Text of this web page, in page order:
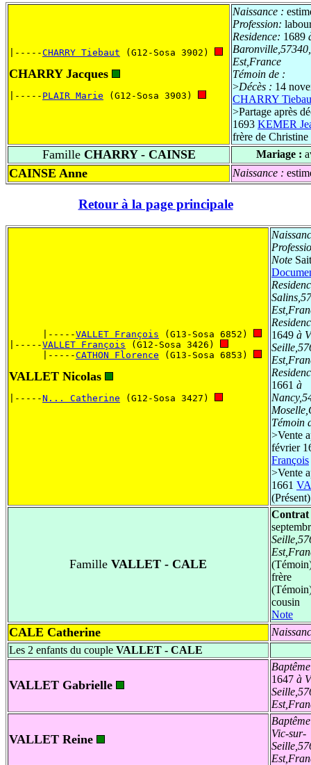
|-----CHARRY Tiebaut (G12-Sosa 3902)
CHARRY Jacques
|----- PLAIR Marie (G12-Sosa 3903)
Naissance :
Profession:
Residence: 1689
Est,France
Témoin de :
>Décès : 14
CHARRY
>Partage après
1693 KEMER
frère de Christine
FamilleCHARRY - CAINSE Mariage :
CAINSE Anne Naissance :
Retour à la page principale
      |-----
VALLET François (G13-Sosa 6852)
|-----VALLET François (G12-Sosa 3426)
      |-----
CATHON Florence (G13-Sosa 6853)
VALLET Nicolas
|-----N... Catherine (G12-Sosa 3427)
Note
1649 à
1661 à
Témoin
>Vente
février
François
>Vente
1661
(Présent)
Famille VALLET - CALE
Contrat
frère
cousin
Note
CALE Catherine
Les 2 enfants du couple VALLET - CALE
VALLET Gabrielle
1647 à
VALLET Reine
Vic-sur-